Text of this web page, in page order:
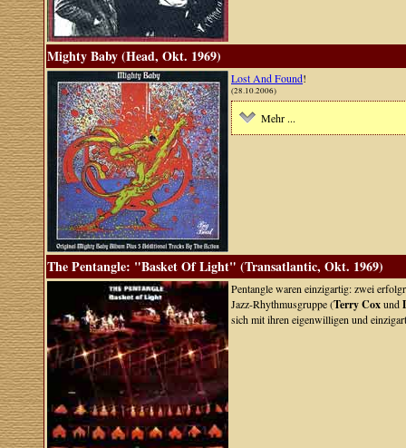
Mighty Baby (Head, Okt. 1969)
Lost And Found!
(28.10.2006)
Mehr ...
The Pentangle: "Basket Of Light" (Transatlantic, Okt. 1969)
Pentangle waren einzigartig: zwei
Jazz-Rhythmusgruppe (Terry Coxund
sich mit ihren eigenwilligen und